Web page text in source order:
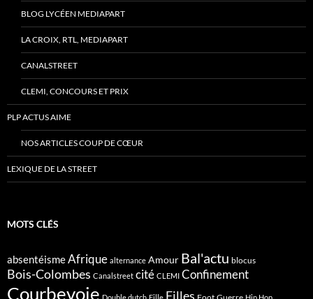
BLOG LYCÉEN MEDIAPART
LA CROIX, RTL, MEDIAPART
CANALSTREET
CLEMI, CONCOURS ET PRIX
PLP ACTUS AIME
NOS ARTICLES COUP DE CŒUR
LEXIQUE DE LA STREET
MOTS CLÉS
absentéismeAfrique alternance Amour Bal'actu blocus
Bois-Colombes Canalstreet cité CLEMI Confinement
Courbevoie Filles